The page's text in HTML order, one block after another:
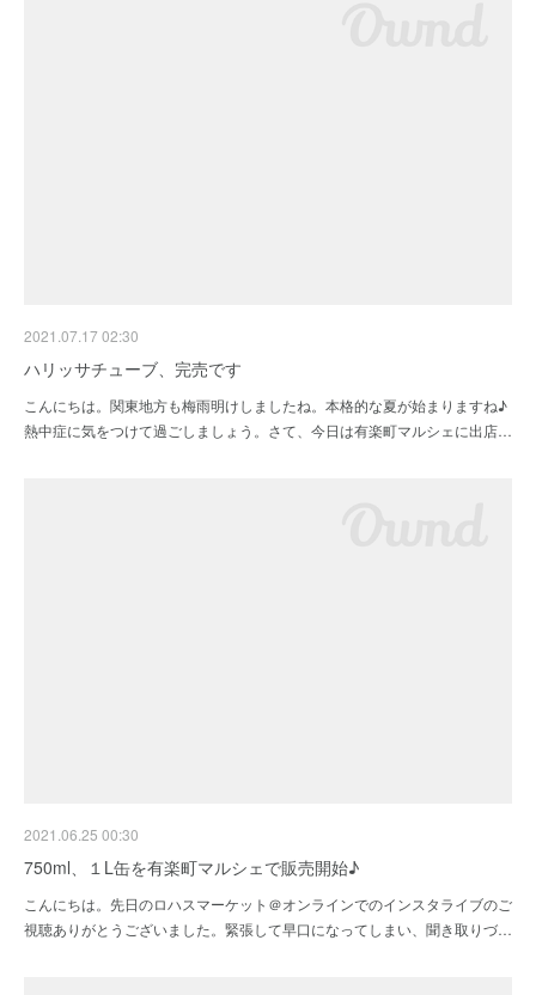
2021.07.17 02:30
ハリッサチューブ、完売です
こんにちは。関東地方も梅雨明けしましたね。本格的な夏が始まりますね♪
熱中症に気をつけて過ごしましょう。さて、今日は有楽町マルシェに出店…
2021.06.25 00:30
750ml、１L缶を有楽町マルシェで販売開始♪
こんにちは。先日のロハスマーケット＠オンラインでのインスタライブのご
視聴ありがとうございました。緊張して早口になってしまい、聞き取りづ…